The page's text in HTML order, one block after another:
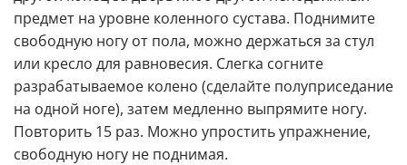
предмет на уровне коленного сустава. Поднимите
свободную ногу от пола, можно держаться за стул
или кресло для равновесия. Слегка согните
разрабатываемое колено (сделайте полуприседание
на одной ноге), затем медленно выпрямите ногу.
Повторить 15 раз. Можно упростить упражнение,
свободную ногу не поднимая.